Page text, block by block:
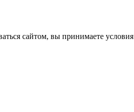
сайтом, вы принимаете условия